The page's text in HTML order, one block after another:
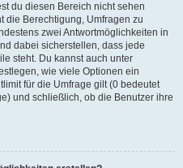
du diesen Bereich nicht sehen
die Berechtigung, Umfragen zu
zwei Antwortmöglichkeiten in
dabei sicherstellen, dass jede
steht. Du kannst auch unter
wie viele Optionen ein
für die Umfrage gilt (0 bedeutet
und schließlich, ob die Benutzer ihre